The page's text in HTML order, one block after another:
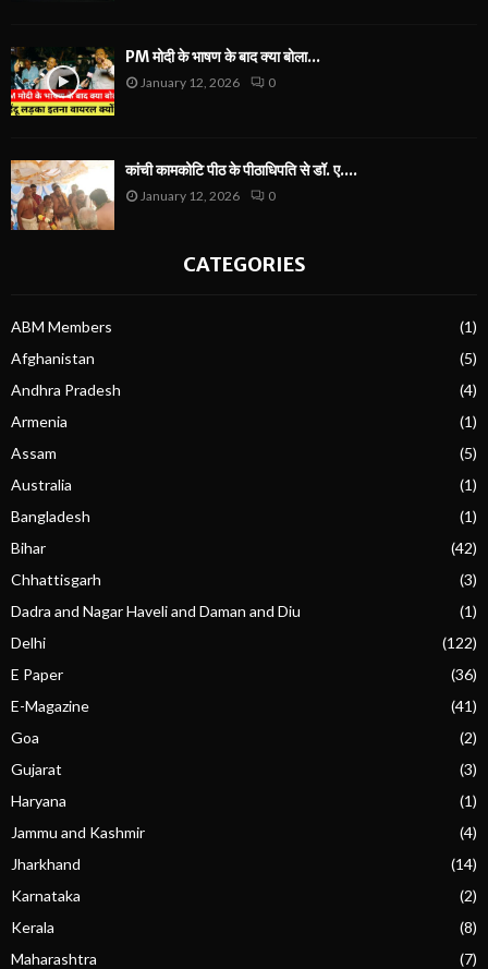
PM मोदी के भाषण के बाद क्या बोला...
January 12, 2026 0
कांची कामकोटि पीठ के पीठाधिपति से डॉ. ए....
January 12, 2026 0
CATEGORIES
ABM Members
(1)
Afghanistan
(5)
Andhra Pradesh
(4)
Armenia
(1)
Assam
(5)
Australia
(1)
Bangladesh
(1)
Bihar
(42)
Chhattisgarh
(3)
Dadra and Nagar Haveli and Daman and Diu
(1)
Delhi
(122)
E Paper
(36)
E-Magazine
(41)
Goa
(2)
Gujarat
(3)
Haryana
(1)
Jammu and Kashmir
(4)
Jharkhand
(14)
Karnataka
(2)
Kerala
(8)
Maharashtra
(7)